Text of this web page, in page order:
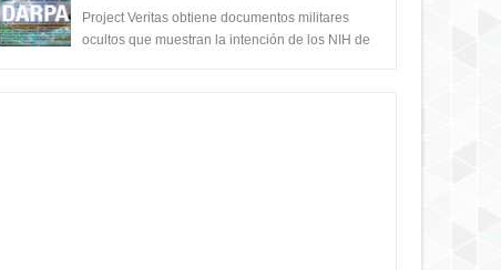
que muestran la intención de los NIH de
crear el SARS-CoV-2, utilizando la
Project Veritas obtiene documentos militares
ocultos que muestran la intención de los NIH de